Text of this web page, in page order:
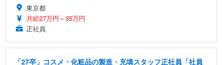
東京都
月給27万円～35万円
正社員
「27卒」コスメ・化粧品の製造・充填スタッフ正社員「社員